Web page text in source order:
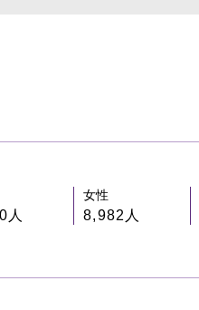
人
女性
8,982人